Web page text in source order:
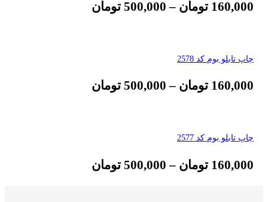
160,000 تومان –
500,000 تومان
چاپ تابلو بوم کد 2578
160,000 تومان –
500,000 تومان
چاپ تابلو بوم کد 2577
160,000 تومان –
500,000 تومان